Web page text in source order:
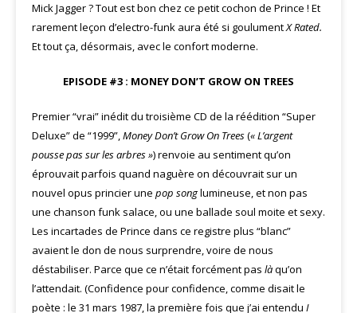
Mick Jagger ? Tout est bon chez ce petit cochon de Prince ! Et
rarement leçon d’electro-funk aura été si goulumentX Rated.
Et tout ça, désormais, avec le confort moderne.
EPISODE #3 : MONEY DON’T GROW ON TREES
Premier “vrai” inédit du troisième CD de la réédition “Super
Deluxe” de “1999”,Money Don’t Grow On Trees(« L’argent
pousse pas sur les arbres ») renvoie au sentiment qu’on
éprouvait parfois quand naguère on découvrait sur un
nouvel opus princier une pop songlumineuse, et non pas
une chanson funk salace, ou une ballade soul moite et sexy.
Les incartades de Prince dans ce registre plus “blanc”
avaient le don de nous surprendre, voire de nous
déstabiliser. Parce que ce n’était forcément pas làqu’on
l’attendait. (Confidence pour confidence, comme disait le
poète : le 31 mars 1987, la première fois que j’ai entendu I